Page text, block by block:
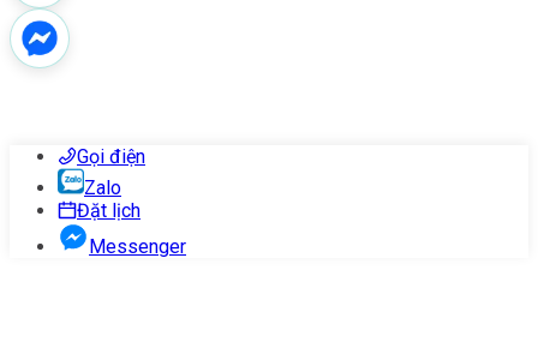
Gọi điện
Zalo
Đặt lịch
Messenger